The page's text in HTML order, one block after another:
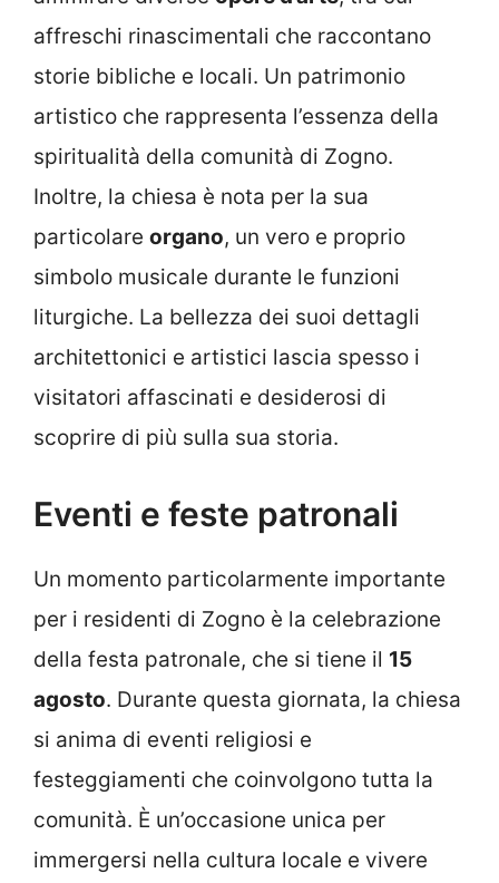
affreschi rinascimentali che raccontano
storie bibliche e locali. Un patrimonio
artistico che rappresenta l’essenza della
spiritualità della comunità di Zogno.
Inoltre, la chiesa è nota per la sua
particolare organo, un vero e proprio
simbolo musicale durante le funzioni
liturgiche. La bellezza dei suoi dettagli
architettonici e artistici lascia spesso i
visitatori affascinati e desiderosi di
scoprire di più sulla sua storia.
Eventi e feste patronali
Un momento particolarmente importante
per i residenti di Zogno è la celebrazione
della festa patronale, che si tiene il 15
agosto. Durante questa giornata, la chiesa
si anima di eventi religiosi e
festeggiamenti che coinvolgono tutta la
comunità. È un’occasione unica per
immergersi nella cultura locale e vivere